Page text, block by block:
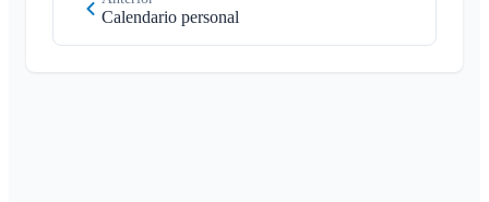
Calendario personal